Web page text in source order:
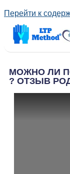
Перейти к
МОЖНО ЛИ
? ОТЗЫВ